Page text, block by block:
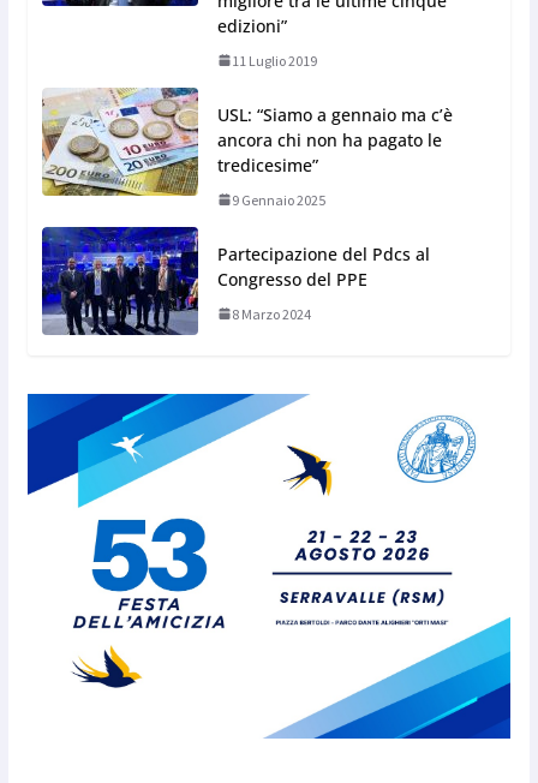
edizioni”
11 Luglio 2019
USL: “Siamo a gennaio ma c’è
ancora chi non ha pagato le
tredicesime”
9 Gennaio 2025
Partecipazione del Pdcs al
Congresso del PPE
8 Marzo 2024